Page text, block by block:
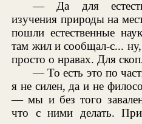
— Да для
изучения природы на
пошли естественные
там жил и сообщал-с...
просто о нравах. Для
— То есть это по
я не силен, да и не
— мы и без того
что с ними делать.